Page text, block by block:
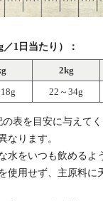
1日当たり）：
2kg
22～34g
表を目安に与えて
なります。
水をいつも飲めるよ
使用せず、主原料に